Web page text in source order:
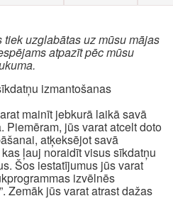
uzglabātas uz mūsu mājas
atpazīt pēc mūsu
izmantošanas
mainīt jebkurā laikā savā
Piemēram, jūs varat atcelt doto
atķeksējot savā
ļauj noraidīt visus sīkdatņu
Šos iestatījumus jūs varat
izvēlnēs
Zemāk jūs varat atrast dažas